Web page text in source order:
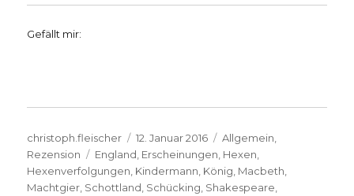
Gefällt mir:
Autor
christoph.fleischer
Veröffentlicht
am
12. Januar 2016 Kategorien
Allgemein
Rezension
Schlagwörter
England Erscheinungen Hexen
Hexenverfolgungen Kindermann König Macbeth
Machtgier Schottland Schücking Shakespeare